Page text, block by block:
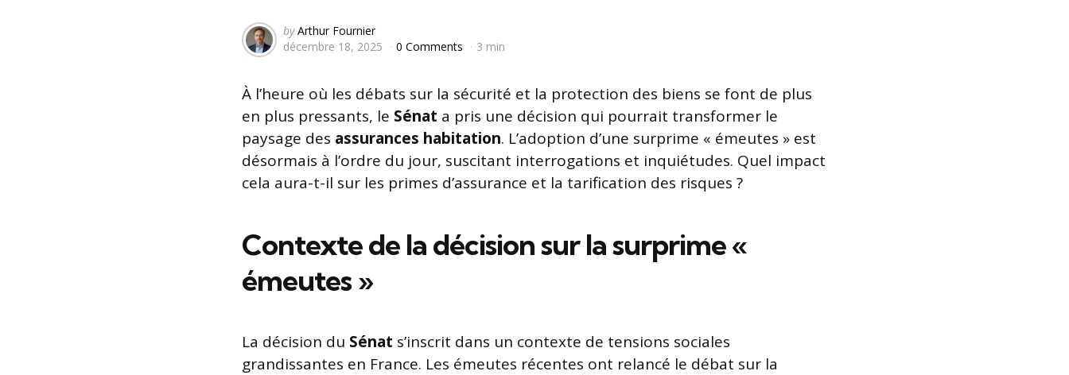
Posted
by
by Arthur Fournier
décembre 18, 2025
0 Comments 3 min
À l’heure où les débats sur la sécurité et la protection des biens se font de plus
en plus pressants, le Sénat a pris une décision qui pourrait transformer le
paysage des assurances habitation. L’adoption d’une surprime « émeutes » est
désormais à l’ordre du jour, suscitant interrogations et inquiétudes. Quel impact
cela aura-t-il sur les primes d’assurance et la tarification des risques ?
Contexte de la décision sur la surprime «
émeutes »
La décision du Sénat s’inscrit dans un contexte de tensions sociales
grandissantes en France. Les émeutes récentes ont relancé le débat sur la